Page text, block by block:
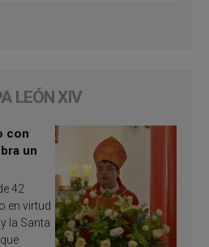
LEÓN XIV
con
un
42
en virtud
la Santa